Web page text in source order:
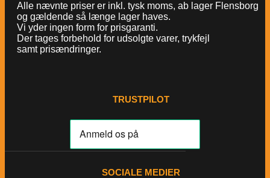
Alle nævnte priser er inkl. tysk moms, ab lager Flensborg
og gældende så længe lager haves.
Vi yder ingen form for prisgaranti.
Der tages forbehold for udsolgte varer, trykfejl
samt prisændringer.
TRUSTPILOT
SOCIALE MEDIER